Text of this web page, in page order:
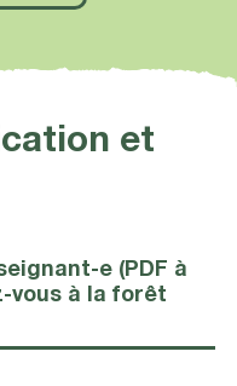
et
e (PDF à
vous à la forêt